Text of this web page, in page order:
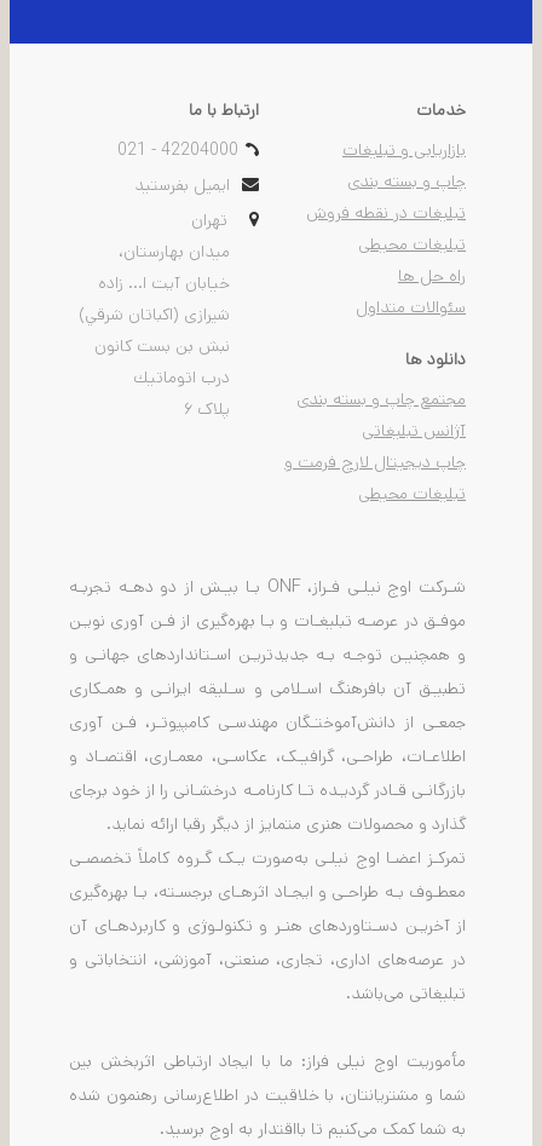
خدمات
بازاریابی و تبلیغات
چاپ و بسته بندی
تبلیغات در نقطه فروش
تبلیغات محیطی
راه حل ها
سئوالات متداول
ارتباط با ما
021 - 42204000
ایمیل بفرستید
تهران
ميدان بهارستان،
خيابان آیت ا... زاده
شیرازی (اكباتان شرقي)
نبش بن بست كانون
درب اتوماتيك
پلاک ۶
دانلود ها
مجتمع چاپ و بسته بندی
آژانس تبلیغاتی
چاپ دیجیتال لارج فرمت و
تبلیغات محیطی
شـرکت اوج نیلـی فـراز، ONF بـا بیـش از دو دهـه تجربـه
موفـق در عرصـه تبلیغـات و بـا بهره‌گیری از فـن آوری نویـن
و همچنیـن توجـه بـه جدیدتریـن اسـتانداردهای جهانـی و
تطبیـق آن بافرهنگ اسـلامی و سـلیقه ایرانـی و همـکاری
جمعـی از دانش‌آموختـگان مهندسـی کامپیوتـر، فـن آوری
اطلاعـات، طراحـی، گرافیـک، عکاسـی، معمـاری، اقتصـاد و
بازرگانـی قـادر گردیـده تـا کارنامـه درخشـانی را از خود برجای
گذارد و محصولات هنری متمایز از دیگر رقبا ارائه نماید.
تمرکـز اعضـا اوج نیلـی به‌صورت یـک گـروه کاملاً تخصصـی
معطـوف بـه طراحـی و ایجـاد اثرهـای برجسـته، بـا بهره‌گیری
از آخریـن دسـتاوردهای هنـر و تکنولـوژی و کاربردهـای آن
در عرصه‌های اداری، تجاری، صنعتی، آموزشی، انتخاباتی و
تبلیغاتی می‌باشد.
مأموریت اوج نیلی فراز: ما با ایجاد ارتباطی اثربخش بین
شما و مشتریانتان، با خلاقیت در اطلاع‌رسانی رهنمون شده
به شما کمک می‌کنیم تا بااقتدار به اوج برسید.